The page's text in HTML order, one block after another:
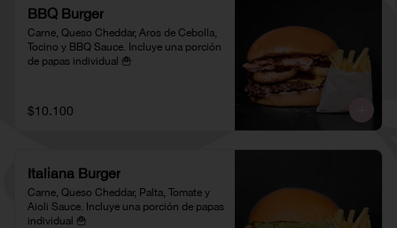
BBQ Burger
Carne, Queso Cheddar, Aros de Cebolla,
Tocino y BBQ Sauce. Incluye una porción
de papas individual 🍟
$10.100
Italiana Burger
Carne, Queso Cheddar, Palta, Tomate y
Aioli Sauce. Incluye una porción de papas
individual 🍟